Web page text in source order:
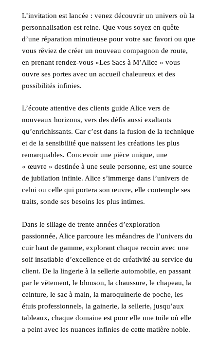
L’invitation est lancée : venez découvrir un univers où la
personnalisation est reine. Que vous soyez en quête
d’une réparation minutieuse pour votre sac favori ou que
vous rêviez de créer un nouveau compagnon de route,
en prenant rendez-vous »Les Sacs à M’Alice » vous
ouvre ses portes avec un accueil chaleureux et des
possibilités infinies.
L’écoute attentive des clients guide Alice vers de
nouveaux horizons, vers des défis aussi exaltants
qu’enrichissants. Car c’est dans la fusion de la technique
et de la sensibilité que naissent les créations les plus
remarquables. Concevoir une pièce unique, une
« œuvre » destinée à une seule personne, est une source
de jubilation infinie. Alice s’immerge dans l’univers de
celui ou celle qui portera son œuvre, elle contemple ses
traits, sonde ses besoins les plus intimes.
Dans le sillage de trente années d’exploration
passionnée, Alice parcoure les méandres de l’univers du
cuir haut de gamme, explorant chaque recoin avec une
soif insatiable d’excellence et de créativité au service du
client. De la lingerie à la sellerie automobile, en passant
par le vêtement, le blouson, la chaussure, le chapeau, la
ceinture, le sac à main, la maroquinerie de poche, les
étuis professionnels, la gainerie, la sellerie, jusqu’aux
tableaux, chaque domaine est pour elle une toile où elle
a peint avec les nuances infinies de cette matière noble.